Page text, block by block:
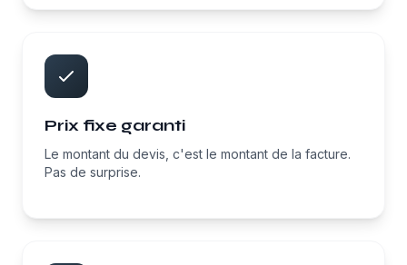
Prix fixe garanti
Le montant du devis, c'est le montant de la facture.
Pas de surprise.